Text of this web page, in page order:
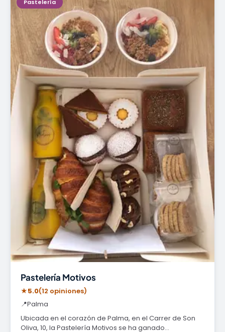
Pastelería
Pastelería Motivos
★5.0(12 opiniones)
📍Palma
Ubicada en el corazón de Palma, en el Carrer de Son
Oliva, 10, la Pastelería Motivos se ha ganado…